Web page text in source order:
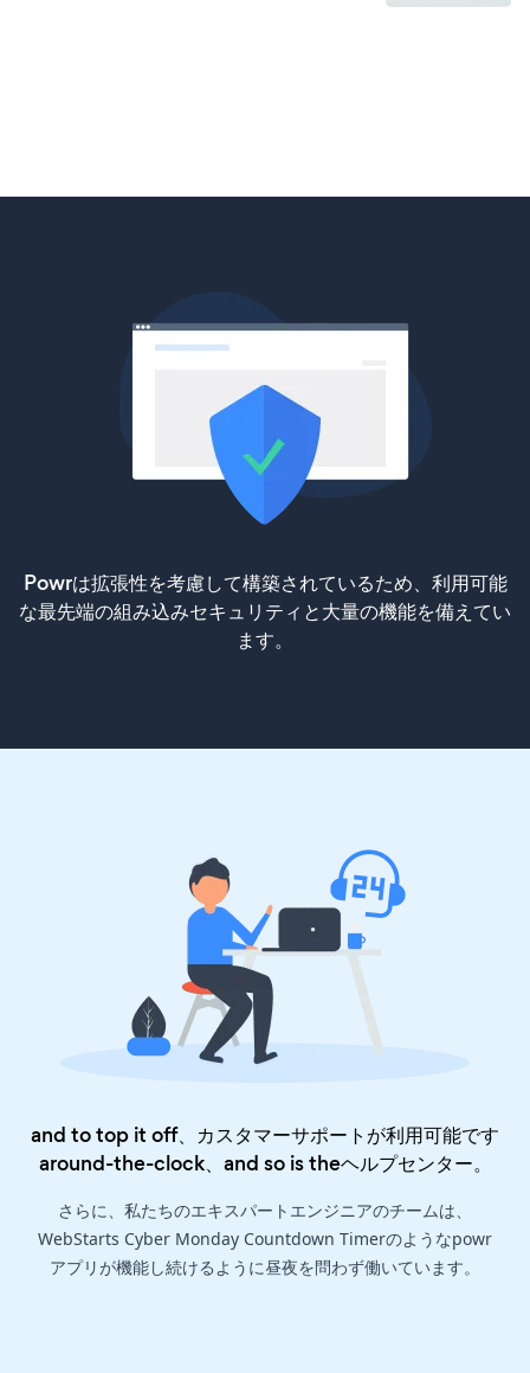
Powrは拡張性を考慮して構築されているため、利用可能
な最先端の組み込みセキュリティと大量の機能を備えてい
ます。
and to top it off、カスタマーサポートが利用可能です
around-the-clock、and so is theヘルプセンター。
さらに、私たちのエキスパートエンジニアのチームは、
WebStarts Cyber Monday Countdown Timerのようなpowr
アプリが機能し続けるように昼夜を問わず働いています。